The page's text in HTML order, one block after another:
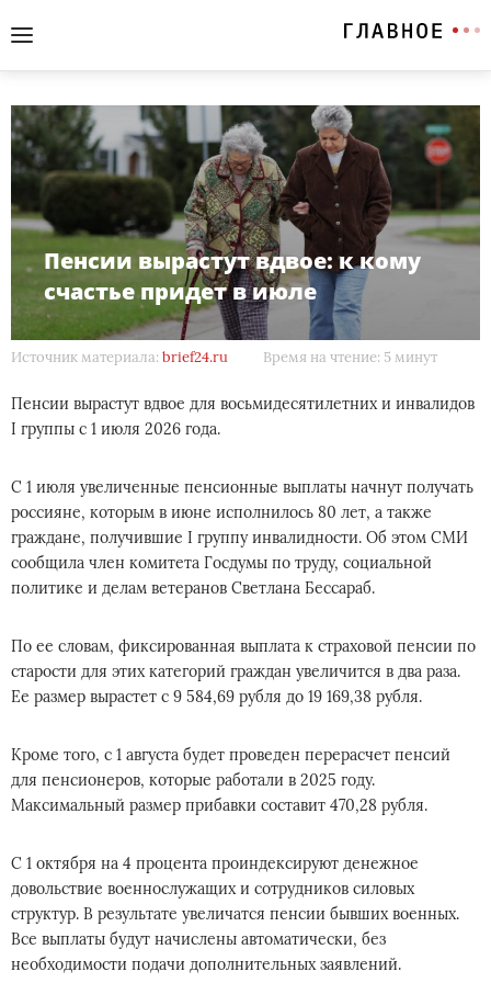
Пенсии вырастут вдвое: к кому
счастье придет в июле
Источник материала: brief24.ru Время на чтение: 5 минут
Пенсии вырастут вдвое для восьмидесятилетних и инвалидов
I группы с 1 июля 2026 года.
С 1 июля увеличенные пенсионные выплаты начнут получать
россияне, которым в июне исполнилось 80 лет, а также
граждане, получившие I группу инвалидности. Об этом СМИ
сообщила член комитета Госдумы по труду, социальной
политике и делам ветеранов Светлана Бессараб.
По ее словам, фиксированная выплата к страховой пенсии по
старости для этих категорий граждан увеличится в два раза.
Ее размер вырастет с 9 584,69 рубля до 19 169,38 рубля.
Кроме того, с 1 августа будет проведен перерасчет пенсий
для пенсионеров, которые работали в 2025 году.
Максимальный размер прибавки составит 470,28 рубля.
С 1 октября на 4 процента проиндексируют денежное
довольствие военнослужащих и сотрудников силовых
структур. В результате увеличатся пенсии бывших военных.
Все выплаты будут начислены автоматически, без
необходимости подачи дополнительных заявлений.